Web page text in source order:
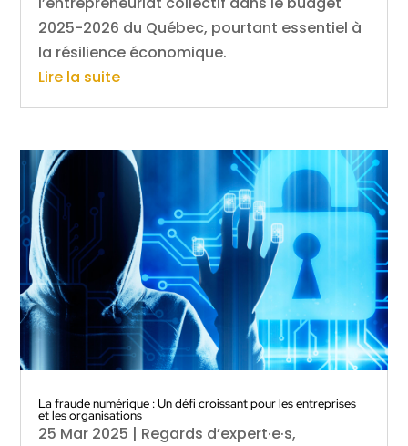
2025-2026 du Québec, pourtant essentiel à
la résilience économique.
Lire la suite
La fraude numérique : Un défi croissant pour les entreprises
et les organisations
25 Mar 2025 | Regards d’expert·e·s,